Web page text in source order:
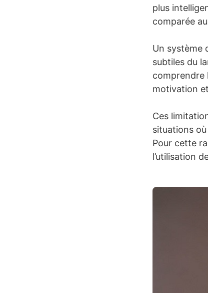
plus
comparée
Un système
subtiles du
comprendre
motivation
Ces
situations
Pour cette
l’utilisation